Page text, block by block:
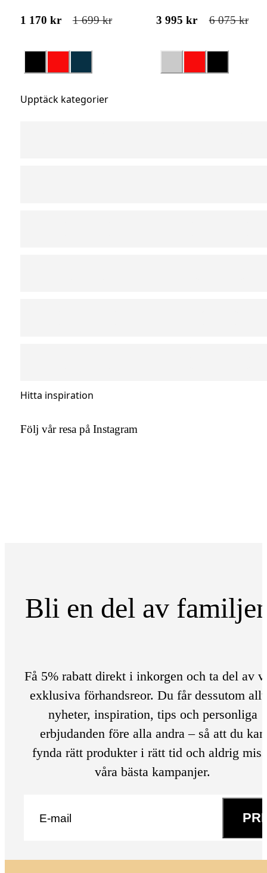
1 170 kr 1 699 kr 3 995 kr 6 075 kr
Upptäck kategorier
Hitta inspiration
Följ vår resa på Instagram
Bli en del av
Få 5% rabatt direkt i inkorgen och ta del av
exklusiva förhandsreor. Du får dessutom
nyheter, inspiration, tips och personliga
erbjudanden före alla andra – så att du kan
fynda rätt produkter i rätt tid och aldrig
våra bästa kampanjer.